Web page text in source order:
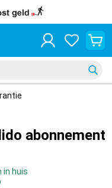
abonnement
in huis